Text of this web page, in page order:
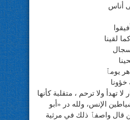
أناس
لقينا
سجال
يومٱ
لا تهدأ ولا ترحم ، متقلبة كأنها
الإنس، ولله در «أبو
قال واصفٱ ذلك في مرثية